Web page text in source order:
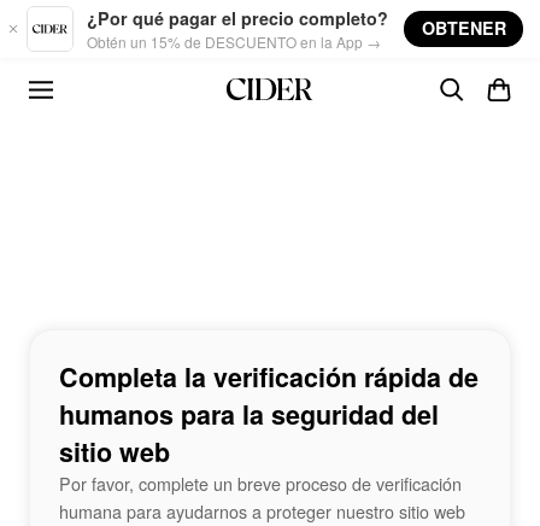
Skip to main content
¿Por qué pagar el precio completo?
Obtén un 15% de DESCUENTO en la App →
OBTENER
Completa la verificación rápida de
humanos para la seguridad del
sitio web
Por favor, complete un breve proceso de verificación
humana para ayudarnos a proteger nuestro sitio web